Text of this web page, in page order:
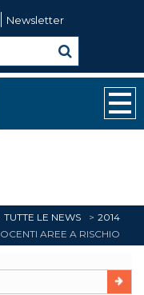
Newsletter
TUTTE LE NEWS
2014
AREE A RISCHIO